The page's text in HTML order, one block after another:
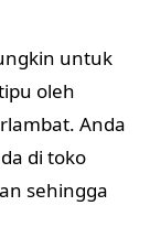
untuk
oleh
Anda
di toko
sehingga